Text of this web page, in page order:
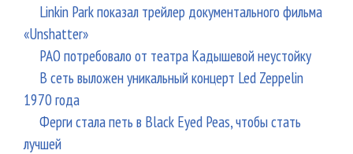
Linkin Park показал трейлер документального фильма
«Unshatter»
РАО потребовало от театра Кадышевой неустойку
В сеть выложен уникальный концерт Led Zeppelin
1970 года
Ферги стала петь в Black Eyed Peas, чтобы стать
лучшей